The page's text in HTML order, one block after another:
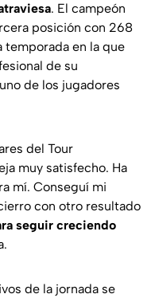
. El campeón
posición con 268
temporada en la que
de su
de los jugadores
del Tour
muy satisfecho. Ha
mí. Conseguí mi
con otro resultado
seguir creciendo
de la jornada se